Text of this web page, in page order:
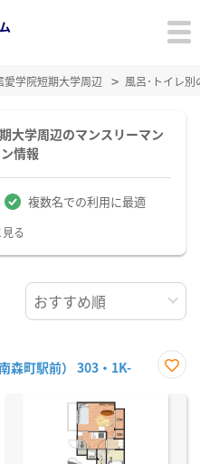
愛学院短期大学周辺 風呂･トイレ
大学周辺のマンスリーマン
情報
複数名での利用に最適
る
森町駅前） 303・1K-
に入